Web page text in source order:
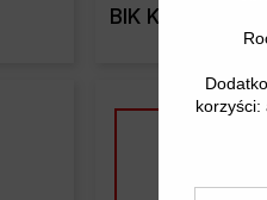
BIK Konstruktor